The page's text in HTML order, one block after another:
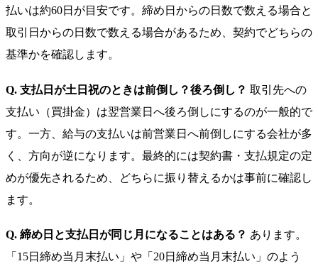
払いは約60日が目安です。締め日からの日数で数える場合と
取引日からの日数で数える場合があるため、契約でどちらの
基準かを確認します。
Q. 支払日が土日祝のときは前倒し？後ろ倒し？ 取引先への
支払い（買掛金）は翌営業日へ後ろ倒しにするのが一般的で
す。一方、給与の支払いは前営業日へ前倒しにする会社が多
く、方向が逆になります。最終的には契約書・支払規定の定
めが優先されるため、どちらに振り替えるかは事前に確認し
ます。
Q. 締め日と支払日が同じ月になることはある？ あります。
「15日締め当月末払い」や「20日締め当月末払い」のよう